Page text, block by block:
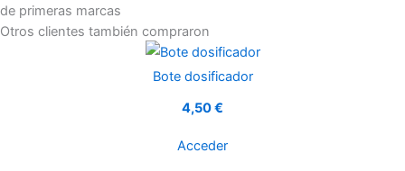
de primeras marcas
Otros clientes también compraron
Bote dosificador
4,50 €
Acceder